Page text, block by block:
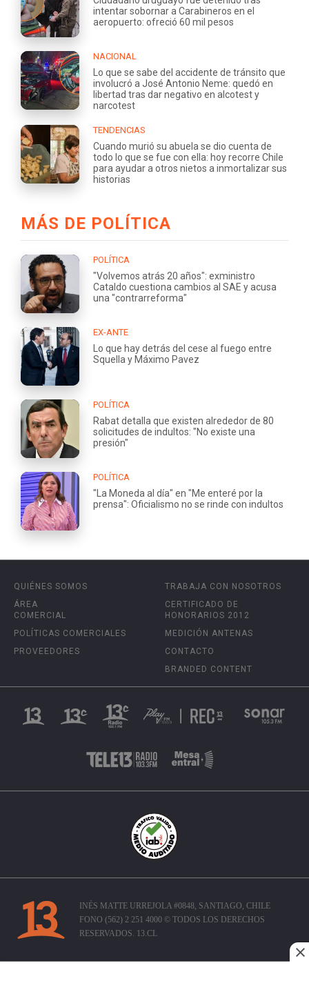
intentar sobornar a Carabineros en el
aeropuerto: ofreció 60 mil pesos
NACIONAL
Lo que se sabe del accidente de tránsito que
involucró a José Antonio Neme: quedó en
libertad tras dar negativo en alcotest y
narcotest
TENDENCIAS
Cuando murió su abuela se dio cuenta de
todo lo que se fue con ella: hoy recorre Chile
para ayudar a otros nietos a inmortalizar sus
historias
MÁS DE POLÍTICA
POLÍTICA
"Volvemos atrás 20 años": exministro
Cataldo cuestiona cambios al SAE y acusa
una "contrarreforma"
EX-ANTE
Lo que hay detrás del cese al fuego entre
Squella y Máximo Pavez
POLÍTICA
Rabat detalla que existen alrededor de 80
solicitudes de indultos: "No existe una
presión"
POLÍTICA
"La Moneda al día" en "Me enteré por la
prensa": Oficialismo no se rinde con indultos
QUIÉNES SOMOS
ÁREA
COMERCIAL
POLÍTICAS COMERCIALES
PROVEEDORES
TRABAJA CON NOSOTROS
CERTIFICADO DE
HONORARIOS 2012
MEDICIÓN ANTENAS
CONTACTO
BRANDED CONTENT
INÉS MATTE URREJOLA #0848, SANTIAGO, CHILE
FONO (562) 2 251 4000 © TODOS LOS DERECHOS
RESERVADOS. 13.CL